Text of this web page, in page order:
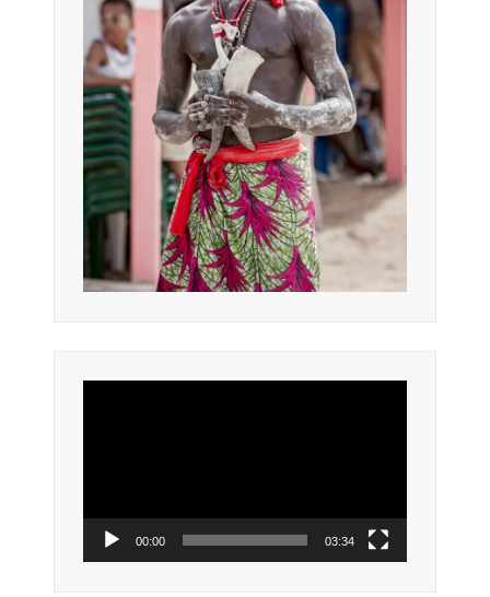
00:00 03:34